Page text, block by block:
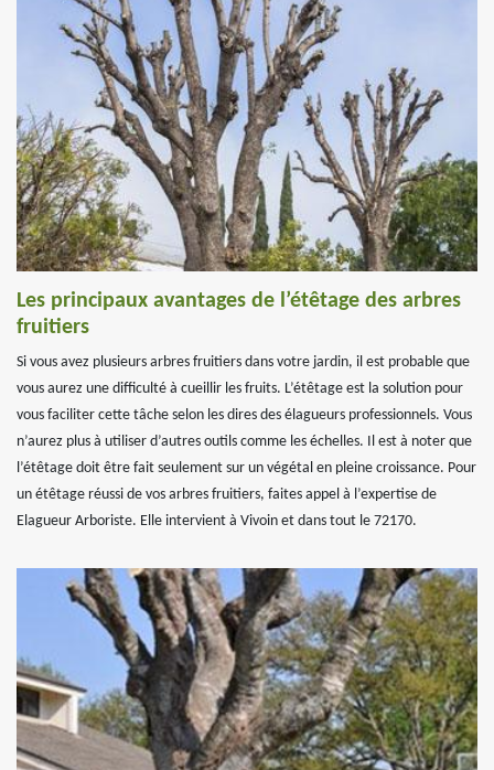
Les principaux avantages de l’étêtage des arbres
fruitiers
Si vous avez plusieurs arbres fruitiers dans votre jardin, il est probable que
vous aurez une difficulté à cueillir les fruits. L’étêtage est la solution pour
vous faciliter cette tâche selon les dires des élagueurs professionnels. Vous
n’aurez plus à utiliser d’autres outils comme les échelles. Il est à noter que
l’étêtage doit être fait seulement sur un végétal en pleine croissance. Pour
un étêtage réussi de vos arbres fruitiers, faites appel à l’expertise de
Elagueur Arboriste. Elle intervient à Vivoin et dans tout le 72170.